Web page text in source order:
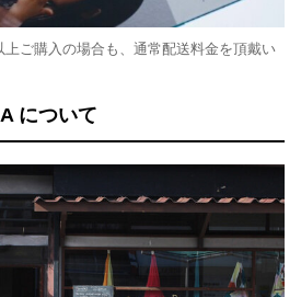
上ご購入の場合も、通常配送料金を頂戴い
について